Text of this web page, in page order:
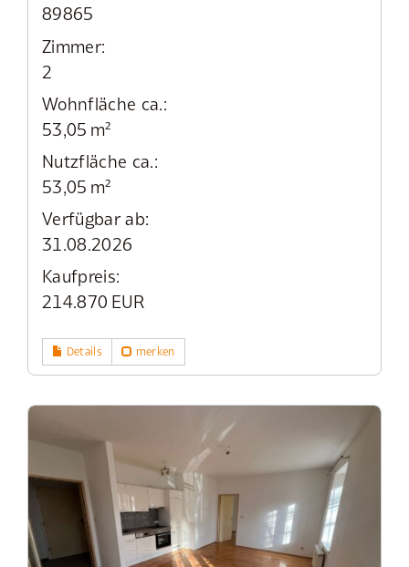
89865
Zimmer:
2
Wohnfläche ca.:
53,05 m²
Nutzfläche ca.:
53,05 m²
Verfügbar ab:
31.08.2026
Kaufpreis:
214.870 EUR
Details merken